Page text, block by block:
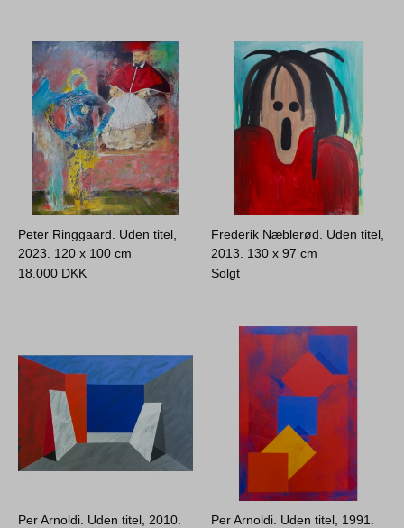
Peter Ringgaard. Uden titel,
2023. 120 x 100 cm
18.000 DKK
Frederik Næblerød. Uden titel,
2013. 130 x 97 cm
Solgt
Per Arnoldi. Uden titel, 2010.
Per Arnoldi. Uden titel, 1991.